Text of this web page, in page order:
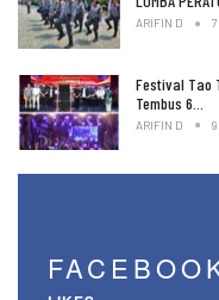
ARIFIN D
Festival Tao
Tembus 6…
ARIFIN D